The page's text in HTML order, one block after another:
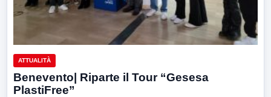
ATTUALITÀ
Benevento| Riparte il Tour “Gesesa
PlastiFree”